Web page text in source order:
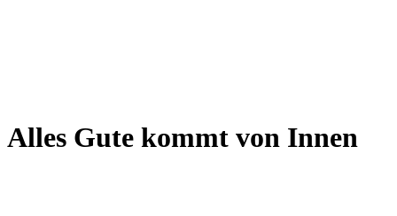
Alles Gute kommt von Innen